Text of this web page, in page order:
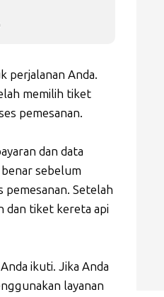
perjalanan Anda.
memilih tiket
pemesanan.
dan data
sebelum
Setelah
dan tiket kereta api
ikuti. Jika Anda
layanan